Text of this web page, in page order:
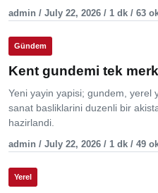
admin / July 22, 2026 / 1 dk / 63
Gündem
Kent gundemi tek
Yeni yayin yapisi; gundem, yerel
sanat basliklarini duzenli bir
hazirlandi.
admin / July 22, 2026 / 1 dk / 49
Yerel